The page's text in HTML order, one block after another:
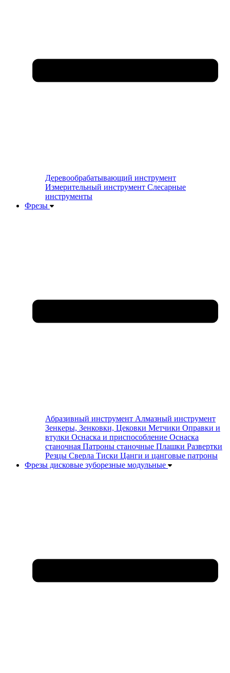
Деревообрабатывающий инструмент
Измерительный инструмент Слесарные
инструменты
Фрезы
Абразивный инструмент Алмазный инструмент
Зенкеры, Зенковки, Цековки Метчики Оправки и
втулки Оснаска и приспособление Оснаска
станочная Патроны станочные Плашки Развертки
Резцы Сверла Тиски Цанги и цанговые патроны
Фрезы дисковые зуборезные модульные